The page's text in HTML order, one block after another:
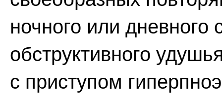
ночного или дневного
обструктивного
с приступом